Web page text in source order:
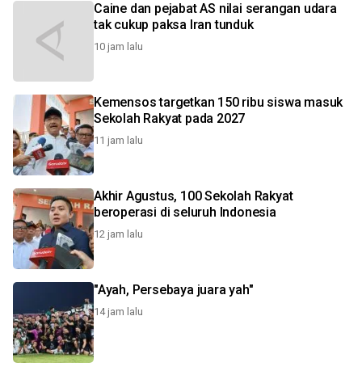
Caine dan pejabat AS nilai serangan udara
tak cukup paksa Iran tunduk
10 jam lalu
Kemensos targetkan 150 ribu siswa masuk
Sekolah Rakyat pada 2027
11 jam lalu
Akhir Agustus, 100 Sekolah Rakyat
beroperasi di seluruh Indonesia
12 jam lalu
"Ayah, Persebaya juara yah"
14 jam lalu